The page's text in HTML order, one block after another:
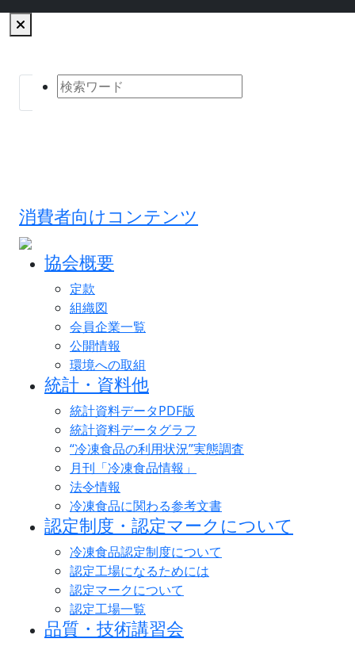
消費者向けコンテンツ
協会概要
定款
組織図
会員企業一覧
公開情報
環境への取組
統計・資料他
統計資料データPDF版
統計資料データグラフ
“冷凍食品の利用状況”実態調査
月刊「冷凍食品情報」
法令情報
冷凍食品に関わる参考文書
認定制度・認定マークについて
冷凍食品認定制度について
認定工場になるためには
認定マークについて
認定工場一覧
品質・技術講習会